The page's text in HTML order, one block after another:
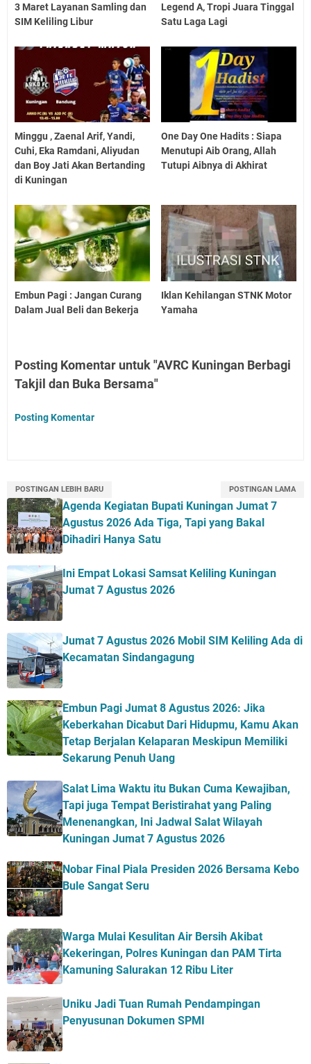
3 Maret Layanan Samling dan
SIM Keliling Libur
Legend A, Tropi Juara Tinggal
Satu Laga Lagi
Minggu , Zaenal Arif, Yandi,
Cuhi, Eka Ramdani, Aliyudan
dan Boy Jati Akan Bertanding
di Kuningan
One Day One Hadits : Siapa
Menutupi Aib Orang, Allah
Tutupi Aibnya di Akhirat
Embun Pagi : Jangan Curang
Dalam Jual Beli dan Bekerja
Iklan Kehilangan STNK Motor
Yamaha
Posting Komentar untuk "AVRC Kuningan Berbagi
Takjil dan Buka Bersama"
Posting Komentar
POSTINGAN LEBIH BARU POSTINGAN LAMA
Agenda Kegiatan Bupati Kuningan Jumat 7
Agustus 2026 Ada Tiga, Tapi yang Bakal
Dihadiri Hanya Satu
Ini Empat Lokasi Samsat Keliling Kuningan
Jumat 7 Agustus 2026
Jumat 7 Agustus 2026 Mobil SIM Keliling Ada di
Kecamatan Sindangagung
Embun Pagi Jumat 8 Agustus 2026: Jika
Keberkahan Dicabut Dari Hidupmu, Kamu Akan
Tetap Berjalan Kelaparan Meskipun Memiliki
Sekarung Penuh Uang
Salat Lima Waktu itu Bukan Cuma Kewajiban,
Tapi juga Tempat Beristirahat yang Paling
Menenangkan, Ini Jadwal Salat Wilayah
Kuningan Jumat 7 Agustus 2026
Nobar Final Piala Presiden 2026 Bersama Kebo
Bule Sangat Seru
Warga Mulai Kesulitan Air Bersih Akibat
Kekeringan, Polres Kuningan dan PAM Tirta
Kamuning Salurakan 12 Ribu Liter
Uniku Jadi Tuan Rumah Pendampingan
Penyusunan Dokumen SPMI